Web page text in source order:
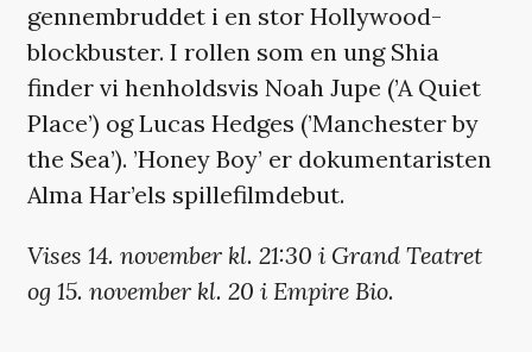
gennembruddet i en stor Hollywood-
blockbuster. I rollen som en ung Shia
finder vi henholdsvis Noah Jupe (’A Quiet
Place’) og Lucas Hedges (’Manchester by
the Sea’). ’Honey Boy’ er dokumentaristen
Alma Har’els spillefilmdebut.
Vises 14. november kl. 21:30 i Grand Teatret
og 15. november kl. 20 i Empire Bio.